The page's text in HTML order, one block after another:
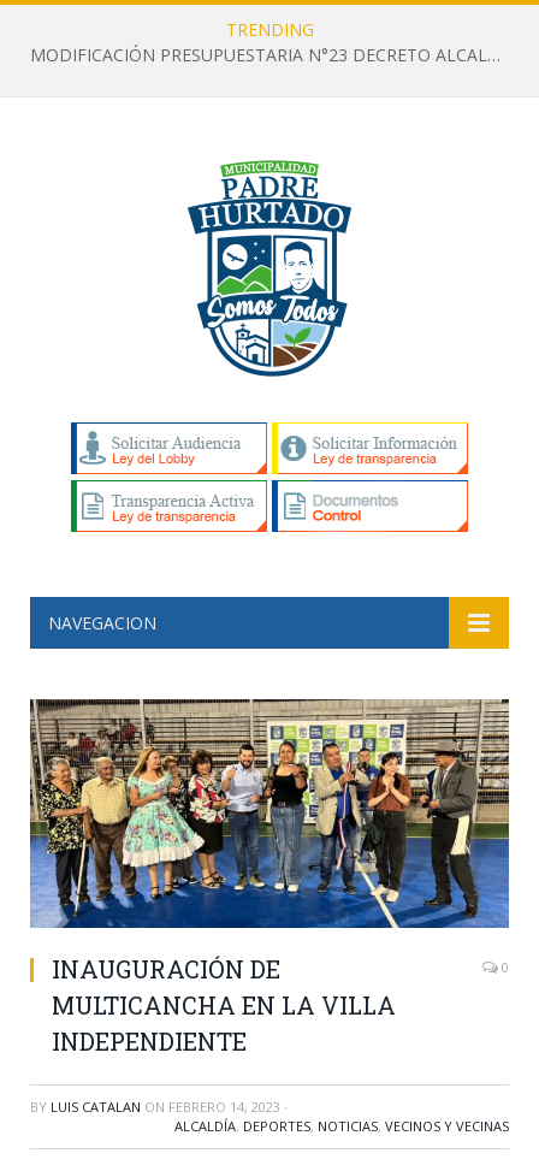
TRENDING
MODIFICACIÓN PRESUPUESTARIA N°23 DECRETO ALCALDICIO N°1259 DEL 14 DE JULIO DE 2026
NAVEGACION
INAUGURACIÓN DE
MULTICANCHA EN LA VILLA
INDEPENDIENTE
0
BY LUIS CATALAN ON FEBRERO 14, 2023 ·
ALCALDÍA, DEPORTES, NOTICIAS, VECINOS Y VECINAS